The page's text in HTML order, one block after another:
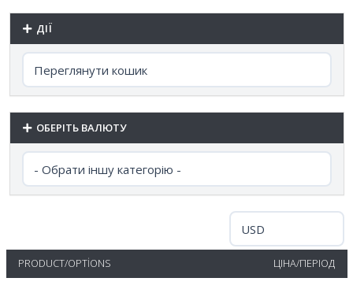
ДІЇ
ОБЕРІТЬ ВАЛЮТУ
PRODUCT/OPTIONS ЦІНА/ПЕРІОД